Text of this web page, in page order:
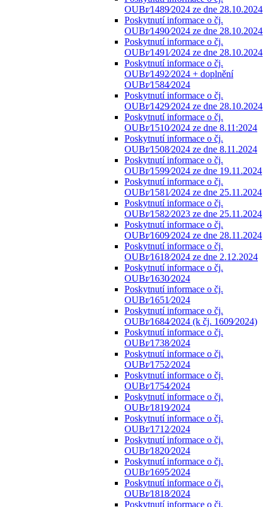
OUBr⁄1489⁄2024 ze dne 28.10.2024
Poskytnutí informace o čj.
OUBr⁄1490⁄2024 ze dne 28.10.2024
Poskytnutí informace o čj.
OUBr⁄1491⁄2024 ze dne 28.10.2024
Poskytnutí informace o čj.
OUBr⁄1492⁄2024 + doplnění
OUBr⁄1584⁄2024
Poskytnutí informace o čj.
OUBr⁄1429⁄2024 ze dne 28.10.2024
Poskytnutí informace o čj.
OUBr⁄1510⁄2024 ze dne 8.11:2024
Poskytnutí informace o čj.
OUBr⁄1508⁄2024 ze dne 8.11.2024
Poskytnutí informace o čj.
OUBr⁄1599⁄2024 ze dne 19.11.2024
Poskytnutí informace o čj.
OUBr⁄1581⁄2024 ze dne 25.11.2024
Poskytnutí informace o čj.
OUBr⁄1582⁄2023 ze dne 25.11.2024
Poskytnutí informace o čj.
OUBr⁄1609⁄2024 ze dne 28.11.2024
Poskytnutí informace o čj.
OUBr⁄1618⁄2024 ze dne 2.12.2024
Poskytnutí informace o čj.
OUBr⁄1630⁄2024
Poskytnutí informace o čj.
OUBr⁄1651⁄2024
Poskytnutí informace o čj.
OUBr⁄1684⁄2024 (k čj. 1609⁄2024)
Poskytnutí informace o čj.
OUBr⁄1738⁄2024
Poskytnutí informace o čj.
OUBr⁄1752⁄2024
Poskytnutí informace o čj.
OUBr⁄1754⁄2024
Poskytnutí informace o čj.
OUBr⁄1819⁄2024
Poskytnutí informace o čj.
OUBr⁄1712⁄2024
Poskytnutí informace o čj.
OUBr⁄1820⁄2024
Poskytnutí informace o čj.
OUBr⁄1695⁄2024
Poskytnutí informace o čj.
OUBr⁄1818⁄2024
Poskytnutí informace o čj.